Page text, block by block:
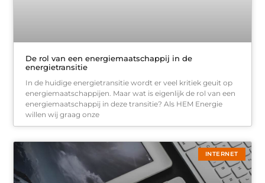
De rol van een energiemaatschappij in de
energietransitie
In de huidige energietransitie wordt er veel kritiek geuit op
energiemaatschappijen. Maar wat is eigenlijk de rol van een
energiemaatschappij in deze transitie? Als HEM Energie
willen wij graag onze
INTERNET